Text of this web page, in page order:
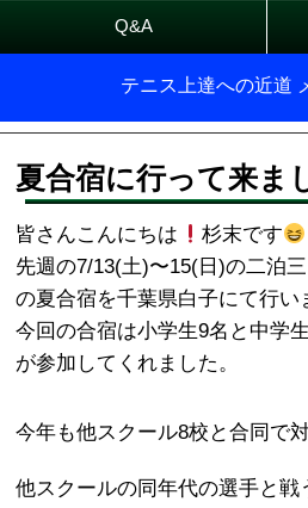
Q&A
テニス上達への近道
夏合宿に行って来ま
皆さんこんにちは
杉末です
先週の7/13(土)〜15(日)の二泊
の夏合宿を千葉県白子にて行い
今回の合宿は小学生9名と中学
が参加してくれました。
今年も他スクール8校と合同で
他スクールの同年代の選手と戦